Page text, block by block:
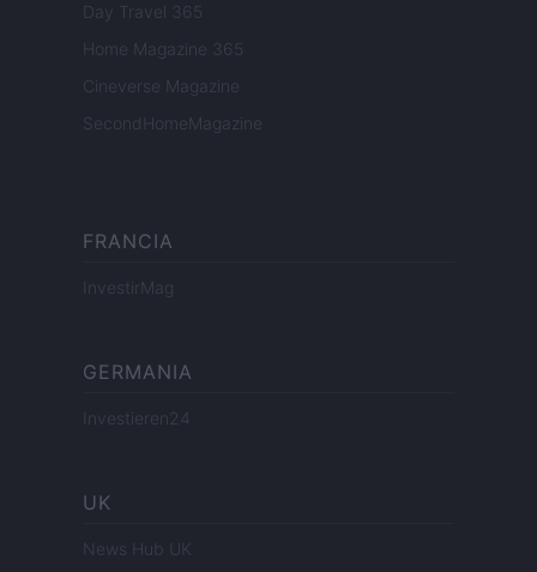
Day Travel 365
Home Magazine 365
Cineverse Magazine
SecondHomeMagazine
FRANCIA
InvestirMag
GERMANIA
Investieren24
UK
News Hub UK